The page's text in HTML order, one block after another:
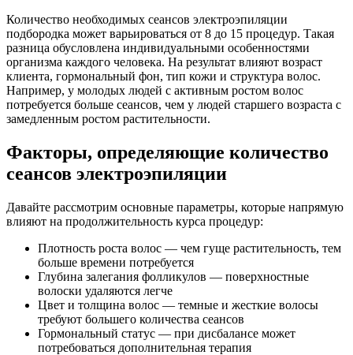
Количество необходимых сеансов электроэпиляции
подбородка может варьироваться от 8 до 15 процедур. Такая
разница обусловлена индивидуальными особенностями
организма каждого человека. На результат влияют возраст
клиента, гормональный фон, тип кожи и структура волос.
Например, у молодых людей с активным ростом волос
потребуется больше сеансов, чем у людей старшего возраста с
замедленным ростом растительности.
Факторы, определяющие количество
сеансов электроэпиляции
Давайте рассмотрим основные параметры, которые напрямую
влияют на продолжительность курса процедур:
Плотность роста волос — чем гуще растительность, тем
больше времени потребуется
Глубина залегания фолликулов — поверхностные
волоски удаляются легче
Цвет и толщина волос — темные и жесткие волосы
требуют большего количества сеансов
Гормональный статус — при дисбалансе может
потребоваться дополнительная терапия